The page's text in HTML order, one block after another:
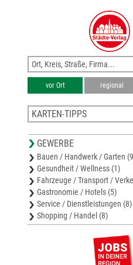
vor Ort regional
KARTEN-TIPPS
Bezirkskarte Bregenz
Stadtplan Hohenems
Stadtplan Bregenz
Stadtplan Lustenau
GEWERBE
Bauen / Handwerk / Garten
Gesundheit / Wellness (1)
Fahrzeuge / Transport /
Gastronomie / Hotels (5)
Service / Dienstleistungen (8)
Shopping / Handel (8)